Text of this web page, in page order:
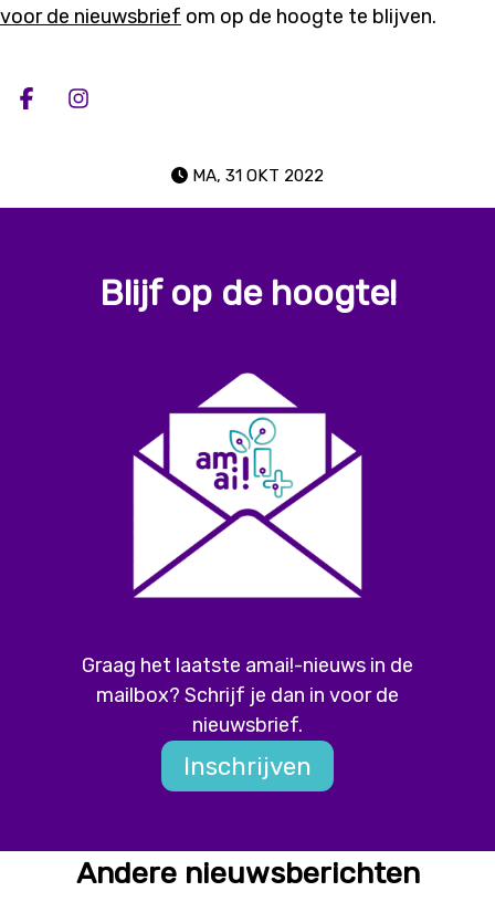
voor de nieuwsbrief om op de hoogte te blijven.
Deel op facebook
Deel op Instagram
MA, 31 OKT 2022
Blijf op de hoogte!
Graag het laatste amai!-nieuws in de
mailbox? Schrijf je dan in voor de
nieuwsbrief.
Inschrijven
Andere nieuwsberichten